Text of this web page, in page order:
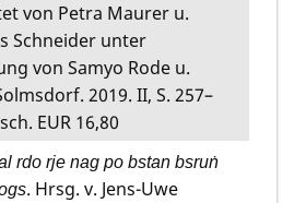
von Petra Maurer u.
Schneider unter
von Samyo Rode u.
2019. II, S. 257–
EUR 16,80
rdo rje nag po bstan bsruṅ
. Hrsg. v. Jens-Uwe